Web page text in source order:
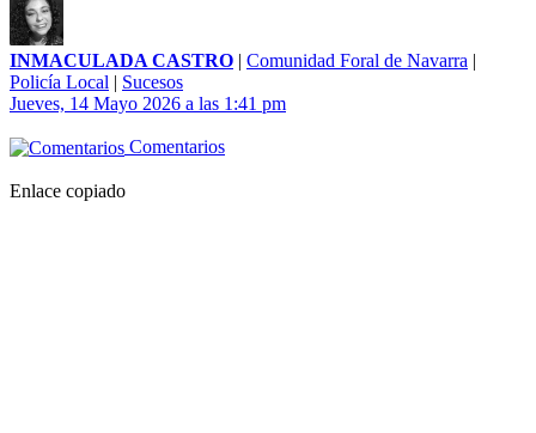
INMACULADA CASTRO | Comunidad Foral de Navarra |
Policía Local | Sucesos
Jueves, 14 Mayo 2026 a las 1:41 pm
Comentarios
Enlace copiado